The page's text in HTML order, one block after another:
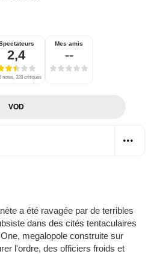
2,4
notes, 328 critiques
Mes amis
--
VOD
a été ravagée par de terribles
dans des cités tentaculaires
megalopole construite sur
l'ordre, des officiers froids et